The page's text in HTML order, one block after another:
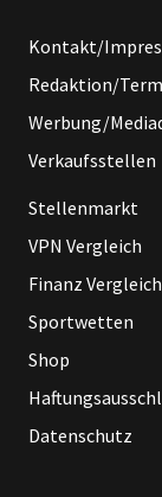
Kontakt/
Redaktion/
Werbung/
Verkaufsstellen
Stellenmarkt
VPN Vergleich
Finanz Vergleich
Sportwetten
Shop
Datenschutz